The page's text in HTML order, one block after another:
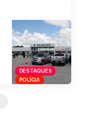
DESTAQUES
POLÍCIA